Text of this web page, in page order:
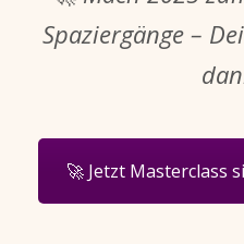
Spaziergänge –
🚀 Jetzt Masterclass